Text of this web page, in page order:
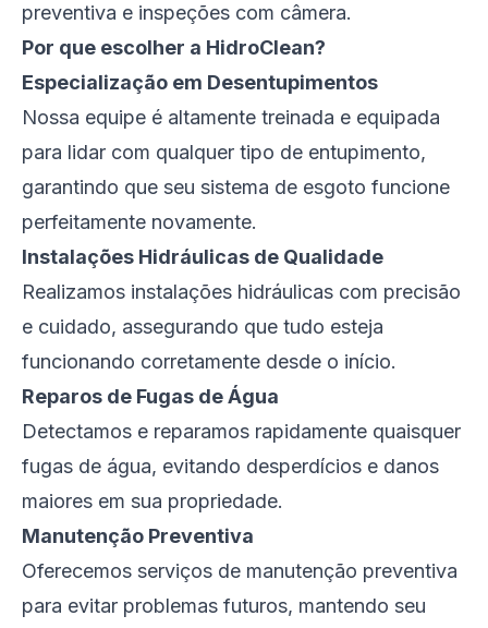
preventiva e inspeções com câmera.
Por que escolher a HidroClean?
Especialização em Desentupimentos
Nossa equipe é altamente treinada e equipada
para lidar com qualquer tipo de entupimento,
garantindo que seu sistema de esgoto funcione
perfeitamente novamente.
Instalações Hidráulicas de Qualidade
Realizamos instalações hidráulicas com precisão
e cuidado, assegurando que tudo esteja
funcionando corretamente desde o início.
Reparos de Fugas de Água
Detectamos e reparamos rapidamente quaisquer
fugas de água, evitando desperdícios e danos
maiores em sua propriedade.
Manutenção Preventiva
Oferecemos serviços de manutenção preventiva
para evitar problemas futuros, mantendo seu